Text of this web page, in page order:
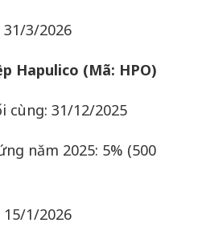
3/2026
Hapulico (Mã: HPO)
cùng: 31/12/2025
năm 2025: 5% (500
1/2026